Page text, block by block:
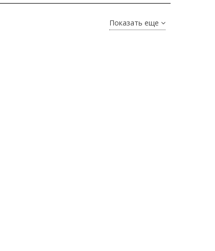
Показать еще